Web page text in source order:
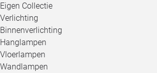
Eigen Collectie
Verlichting
Binnenverlichting
Hanglampen
Vloerlampen
Wandlampen